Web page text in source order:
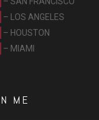
– LOS ANGELES
– HOUSTON
– MIAMI
ME